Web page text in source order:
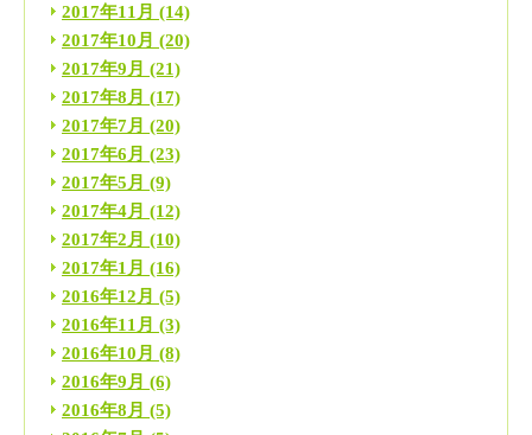
2017年11月 (14)
2017年10月 (20)
2017年9月 (21)
2017年8月 (17)
2017年7月 (20)
2017年6月 (23)
2017年5月 (9)
2017年4月 (12)
2017年2月 (10)
2017年1月 (16)
2016年12月 (5)
2016年11月 (3)
2016年10月 (8)
2016年9月 (6)
2016年8月 (5)